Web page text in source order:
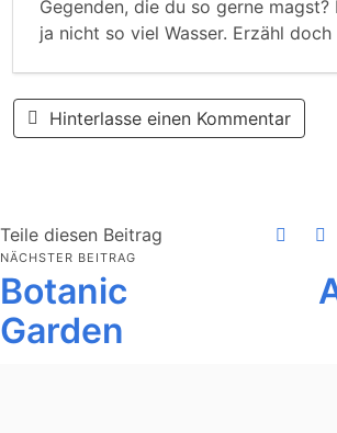
Gegenden, die du so gerne magst?
ja nicht so viel Wasser. Erzähl doch
Hinterlasse einen Kommentar
Teile diesen Beitrag
NÄCHSTER BEITRAG
Botanic
Garden